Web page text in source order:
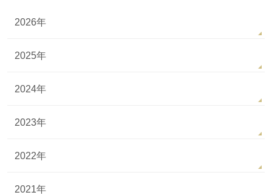
2026年
2025年
2024年
2023年
2022年
2021年